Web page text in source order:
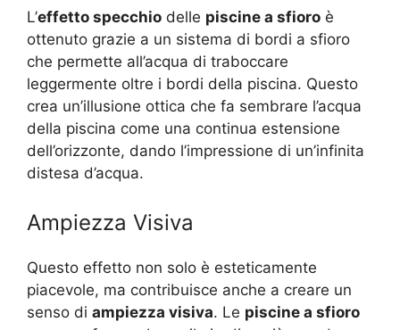
L’effetto specchio delle piscine a sfioro è
ottenuto grazie a un sistema di bordi a sfioro
che permette all’acqua di traboccare
leggermente oltre i bordi della piscina. Questo
crea un’illusione ottica che fa sembrare l’acqua
della piscina come una continua estensione
dell’orizzonte, dando l’impressione di un’infinita
distesa d’acqua.
Ampiezza Visiva
Questo effetto non solo è esteticamente
piacevole, ma contribuisce anche a creare un
senso di ampiezza visiva. Le piscine a sfioro